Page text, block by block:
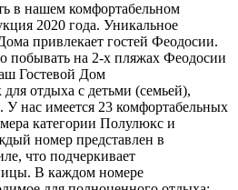
в нашем комфортабельном
2020 года. Уникальное
привлекает гостей Феодосии.
побывать на 2-х пляжах Феодосии
Гостевой Дом
для отдыха c детьми (семьей),
У нас имеется 23 комфортабельных
категории Полулюкс и
номер представлен в
что подчеркивает
В каждом номере